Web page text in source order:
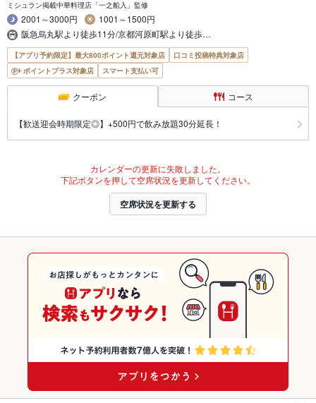
ミシュラン掲載中華料理店「一之船入」監修
2001～3000円
1001～1500円
阪急烏丸駅より徒歩11分/京都河原町駅より徒歩…
【アプリ予約限定】最大800ポイント還元対象店
口コミ投稿特典対象店
ポイントプラス対象店
スマート支払い可
クーポン コース
【歓送迎会時期限定◎】+500円で飲み放題30分延長！
カレンダーの更新に失敗しました。
下記ボタンを押して空席状況を更新してください。
空席状況を更新する